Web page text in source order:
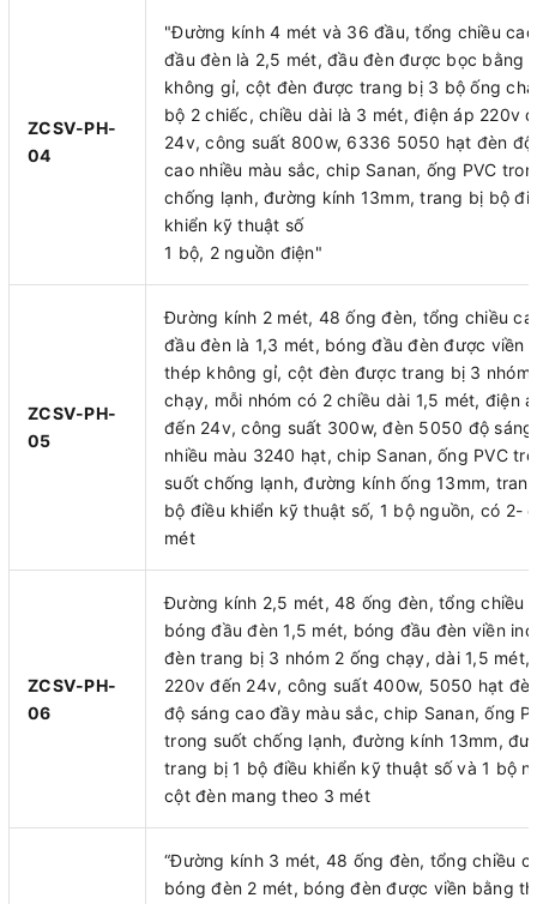
ZCSV-PH-
04
"Đường kính 4 mét và 36 đầu, tổng chiều
đầu đèn là 2,5 mét, đầu đèn được bọc bằng
không gỉ, cột đèn được trang bị 3 bộ ống
bộ 2 chiếc, chiều dài là 3 mét, điện áp 220v
24v, công suất 800w, 6336 5050 hạt đèn độ
cao nhiều màu sắc, chip Sanan, ống PVC
chống lạnh, đường kính 13mm, trang bị bộ
khiển kỹ thuật số
1 bộ, 2 nguồn điện"
ZCSV-PH-
05
Đường kính 2 mét, 48 ống đèn, tổng chiều
đầu đèn là 1,3 mét, bóng đầu đèn được viền
thép không gỉ, cột đèn được trang bị 3 nhóm
chạy, mỗi nhóm có 2 chiều dài 1,5 mét, điện
đến 24v, công suất 300w, đèn 5050 độ sáng
nhiều màu 3240 hạt, chip Sanan, ống PVC
suốt chống lạnh, đường kính ống 13mm,
bộ điều khiển kỹ thuật số, 1 bộ nguồn, có 2-
mét
ZCSV-PH-
06
Đường kính 2,5 mét, 48 ống đèn, tổng chiều
bóng đầu đèn 1,5 mét, bóng đầu đèn viền
đèn trang bị 3 nhóm 2 ống chạy, dài 1,5 mét,
220v đến 24v, công suất 400w, 5050 hạt
độ sáng cao đầy màu sắc, chip Sanan, ống
trong suốt chống lạnh, đường kính 13mm,
trang bị 1 bộ điều khiển kỹ thuật số và 1 bộ
cột đèn mang theo 3 mét
“Đường kính 3 mét, 48 ống đèn, tổng chiều
bóng đèn 2 mét, bóng đèn được viền bằng